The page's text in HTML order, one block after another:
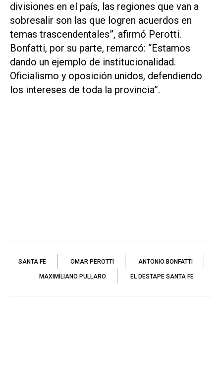
divisiones en el país, las regiones que van a
sobresalir son las que logren acuerdos en
temas trascendentales”, afirmó Perotti.
Bonfatti, por su parte, remarcó: “Estamos
dando un ejemplo de institucionalidad.
Oficialismo y oposición unidos, defendiendo
los intereses de toda la provincia”.
SANTA FE OMAR PEROTTI ANTONIO BONFATTI
MAXIMILIANO PULLARO EL DESTAPE SANTA FE